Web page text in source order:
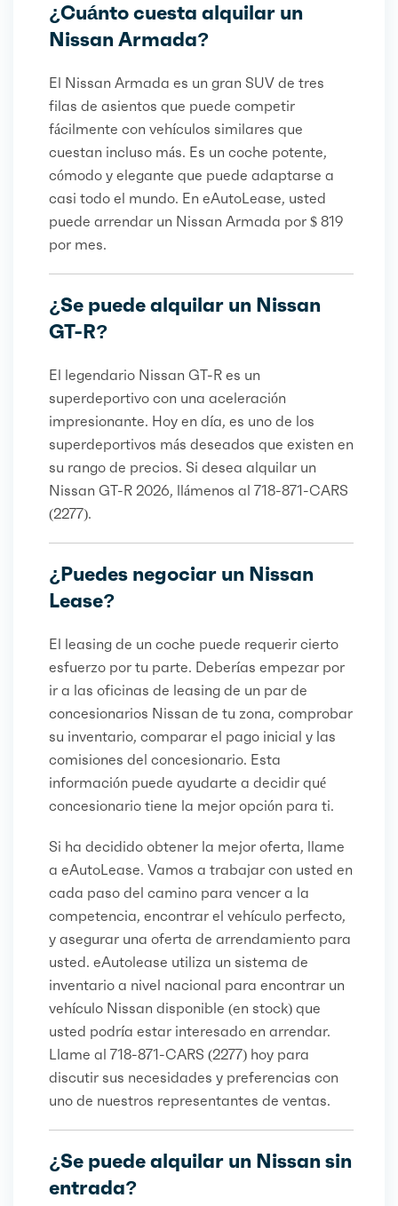
¿Cuánto cuesta alquilar un
Nissan Armada?
El Nissan Armada es un gran SUV de tres
filas de asientos que puede competir
fácilmente con vehículos similares que
cuestan incluso más. Es un coche potente,
cómodo y elegante que puede adaptarse a
casi todo el mundo. En eAutoLease, usted
puede arrendar un Nissan Armada por $ 819
por mes.
¿Se puede alquilar un Nissan
GT-R?
El legendario Nissan GT-R es un
superdeportivo con una aceleración
impresionante. Hoy en día, es uno de los
superdeportivos más deseados que existen en
su rango de precios. Si desea alquilar un
Nissan GT-R 2026, llámenos al 718-871-CARS
(2277).
¿Puedes negociar un Nissan
Lease?
El leasing de un coche puede requerir cierto
esfuerzo por tu parte. Deberías empezar por
ir a las oficinas de leasing de un par de
concesionarios Nissan de tu zona, comprobar
su inventario, comparar el pago inicial y las
comisiones del concesionario. Esta
información puede ayudarte a decidir qué
concesionario tiene la mejor opción para ti.
Si ha decidido obtener la mejor oferta, llame
a eAutoLease. Vamos a trabajar con usted en
cada paso del camino para vencer a la
competencia, encontrar el vehículo perfecto,
y asegurar una oferta de arrendamiento para
usted. eAutolease utiliza un sistema de
inventario a nivel nacional para encontrar un
vehículo Nissan disponible (en stock) que
usted podría estar interesado en arrendar.
Llame al 718-871-CARS (2277) hoy para
discutir sus necesidades y preferencias con
uno de nuestros representantes de ventas.
¿Se puede alquilar un Nissan sin
entrada?